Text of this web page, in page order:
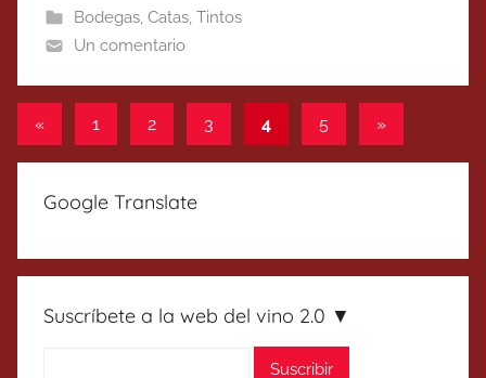
Bodegas, Catas, Tintos
Un comentario
Paginación
de
entradas
«Entradas
1 2 3 4 5
Entradas
»
Google Translate
Suscríbete a la web del vino 2.0 ▼